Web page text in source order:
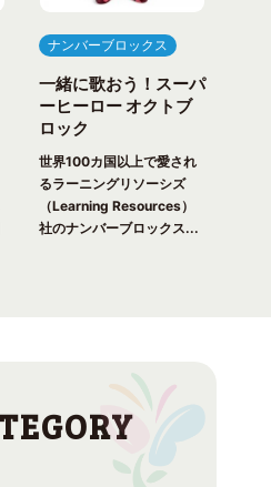
ナンバーブロックス
一緒に歌おう！スーパ
ーヒーロー オクトブ
ロック
世界100カ国以上で愛され
るラーニングリソーシズ
（Learning Resources）
社のナンバーブロックス...